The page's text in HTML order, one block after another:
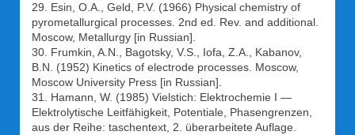
29. Esin, O.A., Geld, P.V. (1966) Physical chemistry of
pyrometallurgical processes. 2nd ed. Rev. and additional.
Moscow, Metallurgy [in Russian].
30. Frumkin, A.N., Bagotsky, V.S., Iofa, Z.A., Kabanov,
B.N. (1952) Kinetics of electrode processes. Moscow,
Moscow University Press [in Russian].
31. Hamann, W. (1985) Vielstich: Elektrochemie I —
Elektrolytische Leitfähigkeit, Potentiale, Phasengrenzen,
aus der Reihe: taschentext, 2. überarbeitete Auflage.